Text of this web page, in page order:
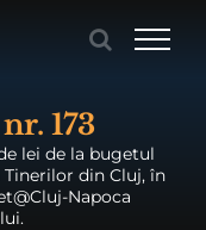
173
lei de la bugetul
Tinerilor din Cluj, în
Napoca